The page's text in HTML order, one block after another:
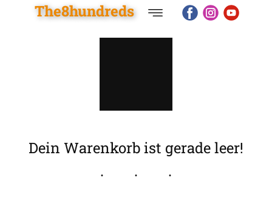
Reise
The8hundreds
Dein Warenkorb ist gerade leer!